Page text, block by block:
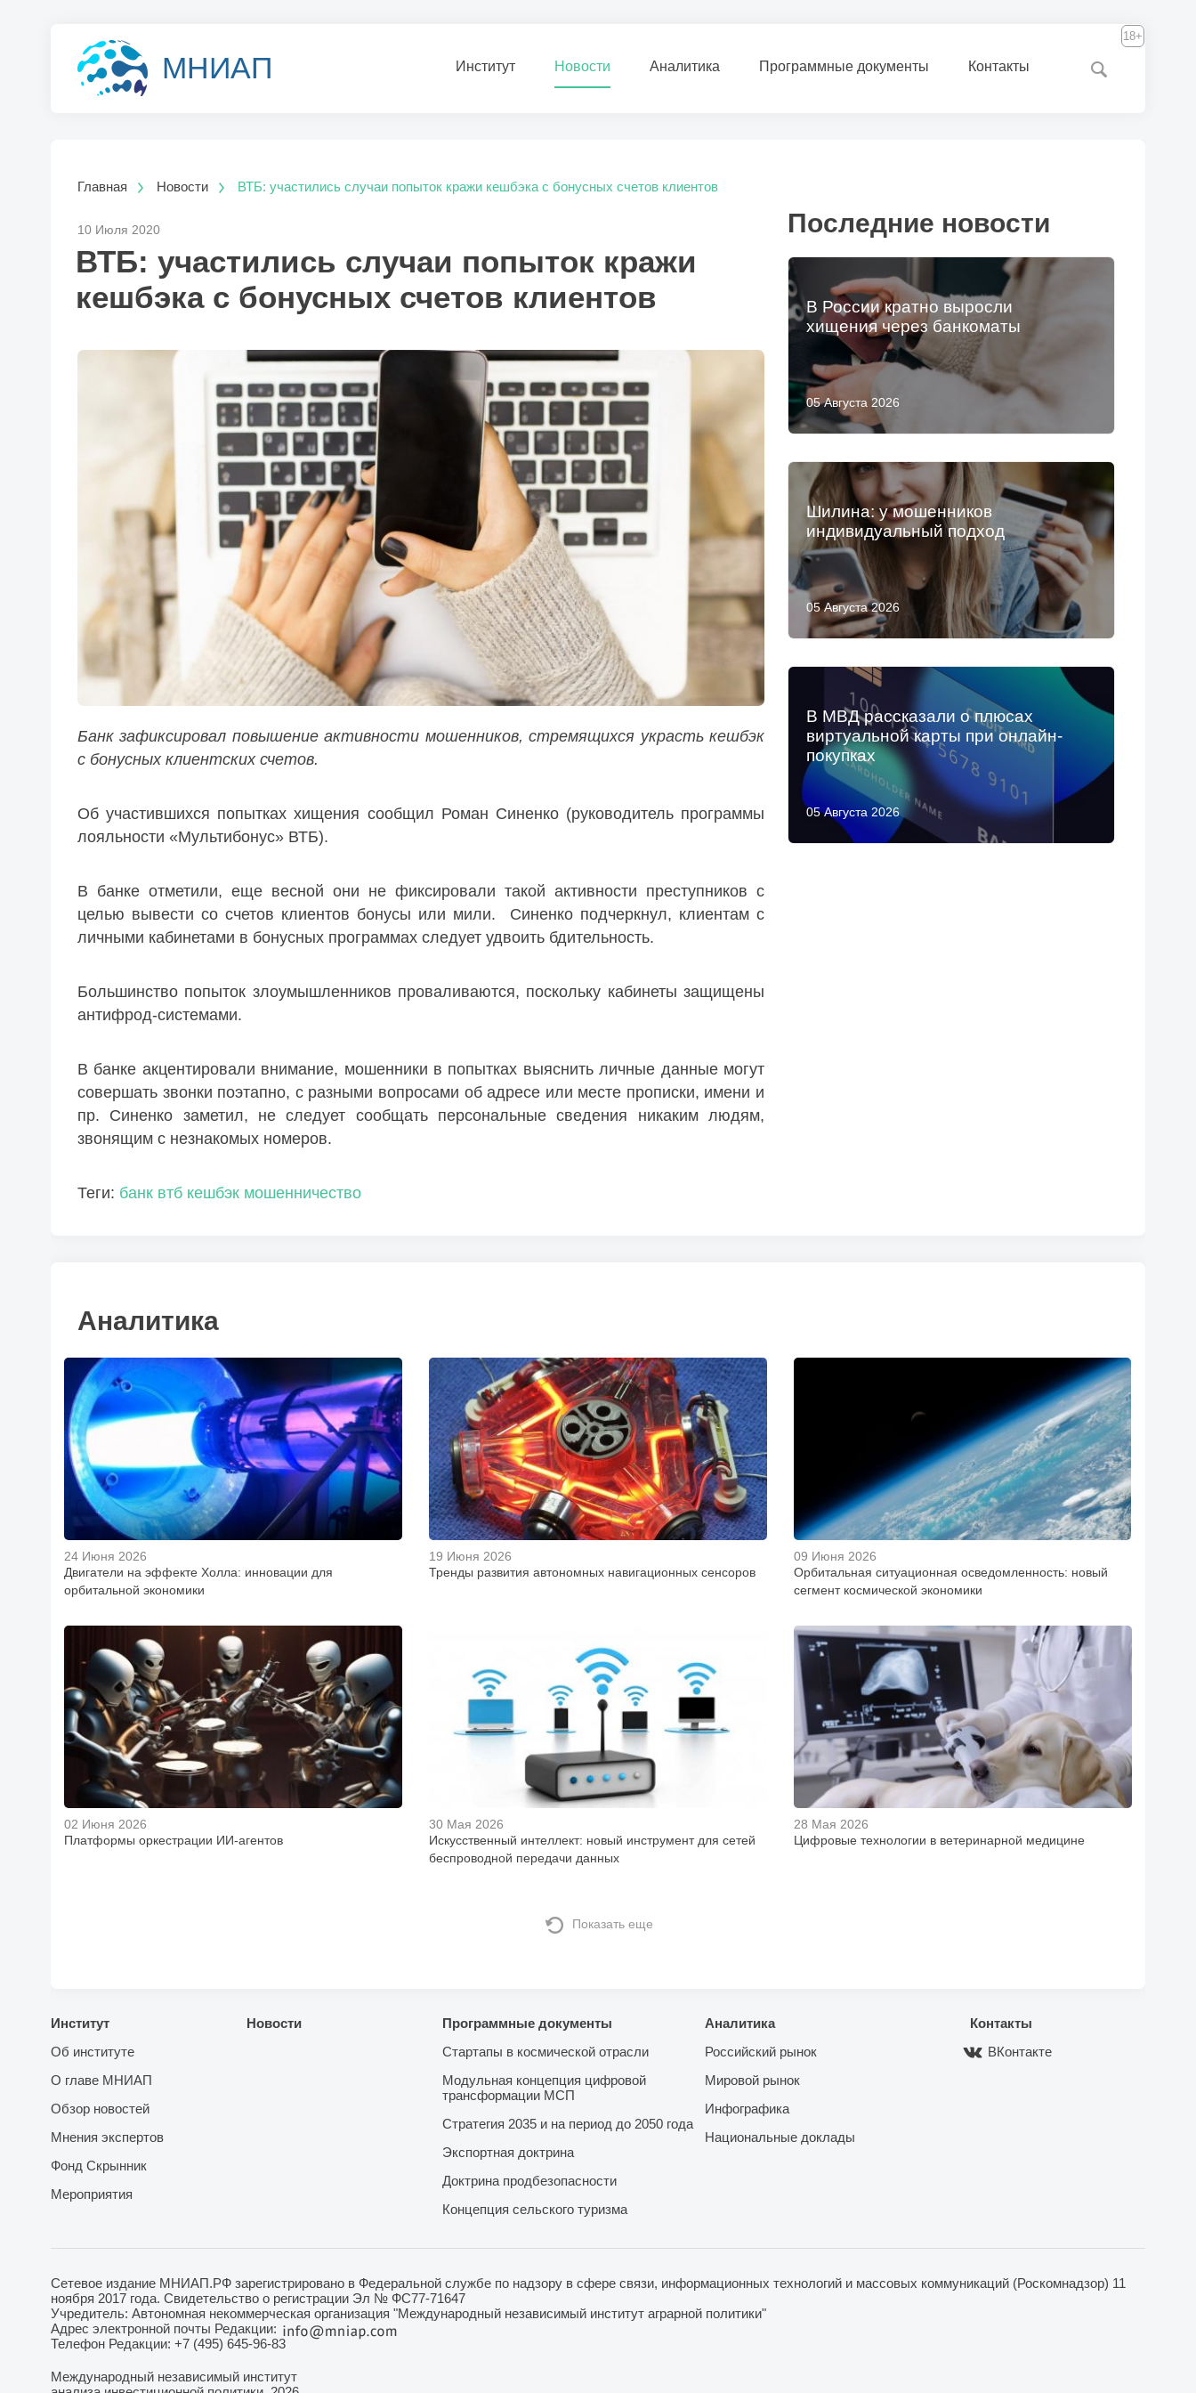
МНИАП Институт Новости Аналитика Программные документы Контакты
18+
Главная Новости ВТБ: участились случаи попыток кражи кешбэка с бонусных счетов клиентов
10 Июля 2020
ВТБ: участились случаи попыток кражи
кешбэка с бонусных счетов клиентов
Банк зафиксировал повышение активности мошенников, стремящихся украсть кешбэк
с бонусных клиентских счетов.
Об участившихся попытках хищения сообщил Роман Синенко (руководитель программы
лояльности «Мультибонус» ВТБ).
В банке отметили, еще весной они не фиксировали такой активности преступников с
целью вывести со счетов клиентов бонусы или мили. Синенко подчеркнул, клиентам с
личными кабинетами в бонусных программах следует удвоить бдительность.
Большинство попыток злоумышленников проваливаются, поскольку кабинеты защищены
антифрод-системами.
В банке акцентировали внимание, мошенники в попытках выяснить личные данные могут
совершать звонки поэтапно, с разными вопросами об адресе или месте прописки, имени и
пр. Синенко заметил, не следует сообщать персональные сведения никаким людям,
звонящим с незнакомых номеров.
Теги: банк втб кешбэк мошенничество
Последние новости
05 Августа 2026
В России кратно выросли
хищения через банкоматы
05 Августа 2026
Шилина: у мошенников
индивидуальный подход
05 Августа 2026
В МВД рассказали о плюсах
виртуальной карты при онлайн-
покупках
Аналитика
24 Июня 2026
Двигатели на эффекте Холла: инновации для
орбитальной экономики
19 Июня 2026
Тренды развития автономных навигационных сенсоров
09 Июня 2026
Орбитальная ситуационная осведомленность: новый
сегмент космической экономики
02 Июня 2026
Платформы оркестрации ИИ-агентов
30 Мая 2026
Искусственный интеллект: новый инструмент для сетей
беспроводной передачи данных
28 Мая 2026
Цифровые технологии в ветеринарной медицине
Показать еще
Институт
Об институте
О главе МНИАП
Обзор новостей
Мнения экспертов
Фонд Скрынник
Мероприятия
Новости
Программные документы
Стартапы в космической отрасли
Модульная концепция цифровой
трансформации МСП
Стратегия 2035 и на период до 2050 года
Экспортная доктрина
Доктрина продбезопасности
Концепция сельского туризма
Аналитика
Российский рынок
Мировой рынок
Инфографика
Национальные доклады
Контакты
ВКонтакте
Сетевое издание МНИАП.РФ зарегистрировано в Федеральной службе по надзору в сфере связи, информационных технологий и массовых коммуникаций (Роскомнадзор) 11
ноября 2017 года. Свидетельство о регистрации Эл № ФС77-71647
Учредитель: Автономная некоммерческая организация "Международный независимый институт аграрной политики"
Адрес электронной почты Редакции:
Телефон Редакции: +7 (495) 645-96-83
Международный независимый институт